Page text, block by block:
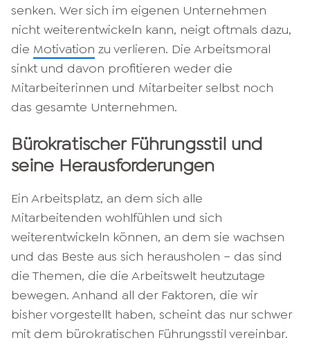
senken. Wer sich im eigenen Unternehmen
nicht weiterentwickeln kann, neigt oftmals dazu,
die Motivation zu verlieren. Die Arbeitsmoral
sinkt und davon profitieren weder die
Mitarbeiterinnen und Mitarbeiter selbst noch
das gesamte Unternehmen.
Bürokratischer Führungsstil und
seine Herausforderungen
Ein Arbeitsplatz, an dem sich alle
Mitarbeitenden wohlfühlen und sich
weiterentwickeln können, an dem sie wachsen
und das Beste aus sich herausholen – das sind
die Themen, die die Arbeitswelt heutzutage
bewegen. Anhand all der Faktoren, die wir
bisher vorgestellt haben, scheint das nur schwer
mit dem bürokratischen Führungsstil vereinbar.